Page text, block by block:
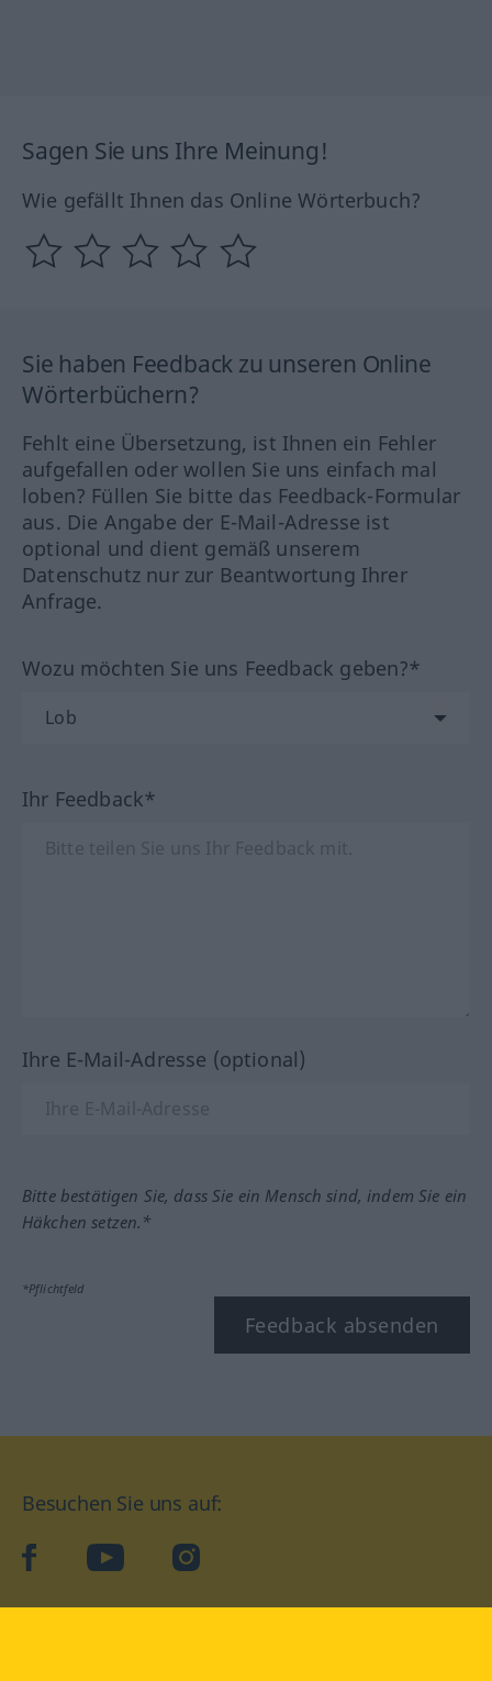
Sagen Sie uns Ihre Meinung!
Wie gefällt Ihnen das Online Wörterbuch?
Sie haben Feedback zu unseren Online
Wörterbüchern?
Fehlt eine Übersetzung, ist Ihnen ein Fehler
aufgefallen oder wollen Sie uns einfach mal
loben? Füllen Sie bitte das Feedback-Formular
aus. Die Angabe der E-Mail-Adresse ist
optional und dient gemäß unserem
Datenschutz nur zur Beantwortung Ihrer
Anfrage.
Wozu möchten Sie uns Feedback geben?*
Ihr Feedback*
Ihre E-Mail-Adresse (optional)
Bitte bestätigen Sie, dass Sie ein Mensch sind, indem Sie ein
Häkchen setzen.*
*Pflichtfeld
Feedback absenden
Besuchen Sie uns auf:
facebookYouTube Instagram